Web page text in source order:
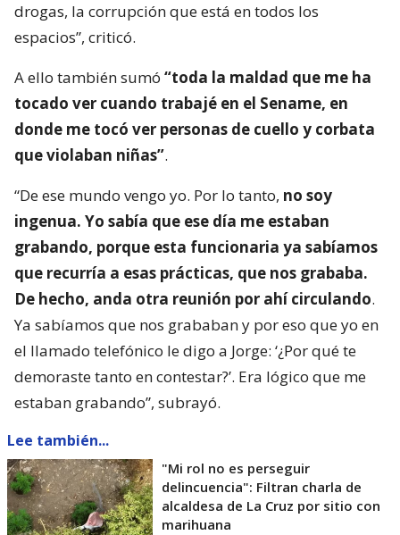
drogas, la corrupción que está en todos los
espacios”, criticó.
A ello también sumó “toda la maldad que me ha
tocado ver cuando trabajé en el Sename, en
donde me tocó ver personas de cuello y corbata
que violaban niñas”.
“De ese mundo vengo yo. Por lo tanto, no soy
ingenua. Yo sabía que ese día me estaban
grabando, porque esta funcionaria ya sabíamos
que recurría a esas prácticas, que nos grababa.
De hecho, anda otra reunión por ahí circulando.
Ya sabíamos que nos grababan y por eso que yo en
el llamado telefónico le digo a Jorge: ‘¿Por qué te
demoraste tanto en contestar?’. Era lógico que me
estaban grabando”, subrayó.
Lee también...
"Mi rol no es perseguir
delincuencia": Filtran charla de
alcaldesa de La Cruz por sitio con
marihuana